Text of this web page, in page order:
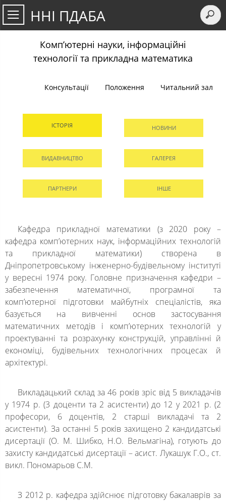
ННІ ПДАБА
Комп’ютерні науки, інформаційні
технології та прикладна математика
Консультації Положення Читальний зал
ІСТОРІЯ НОВИНИ
ВИДАВНИЦТВО ГАЛЕРЕЯ
ПАРТНЕРИ ІНШЕ
Кафедра прикладної математики (з 2020 року –
кафедра комп’ютерних наук, інформаційних технологій
та прикладної математики) створена в
Дніпропетровському інженерно-будівельному інституті
у вересні 1974 року. Головне призначення кафедри –
забезпечення математичної, програмної та
комп’ютерної підготовки майбутніх спеціалістів, яка
базується на вивченні основ застосування
математичних методів і комп’ютерних технологій у
проектуванні та розрахунку конструкцій, управлінні й
економіці, будівельних технологічних процесах й
архітектурі.
Викладацький склад за 46 років зріс від 5 викладачів
у 1974 р. (3 доценти та 2 асистенти) до 12 у 2021 р. (2
професори, 6 доцентів, 2 старші викладачі та 2
асистенти). За останні 5 років захищено 2 кандидатські
дисертації (О. М. Шибко, Н.О. Вельмагіна), готують до
захисту кандидатські дисертації – асист. Лукашук Г.О., ст.
викл. Пономарьов С.М.
З 2012 р. кафедра здійснює підготовку бакалаврів за